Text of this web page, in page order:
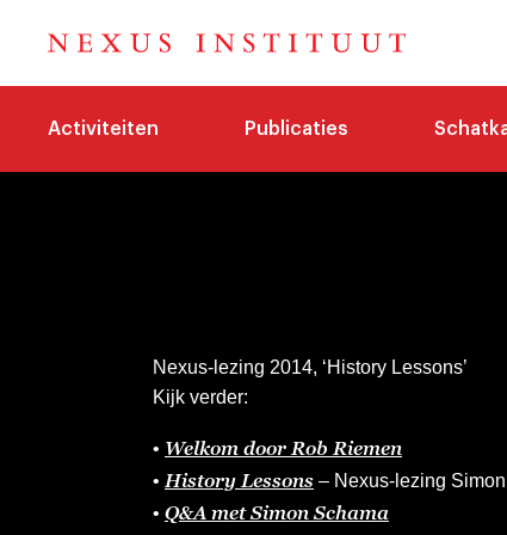
Activiteiten Publicaties
Nexus-lezing 2014, ‘History Lessons’
Kijk verder:
• Welkom door Rob Riemen
• History Lessons – Nexus-lezing
• Q&A met Simon Schama